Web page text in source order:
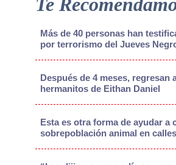
Más de 40 personas han
por terrorismo del Jueves
Después de 4 meses, regresan
hermanitos de Eithan Daniel
Esta es otra forma de ayudar a
sobrepoblación animal en calles